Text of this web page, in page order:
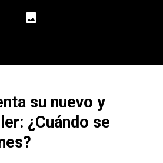
su nuevo y
¿Cuándo se